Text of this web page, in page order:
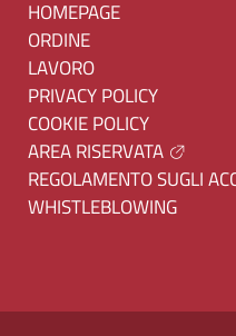
HOMEPAGE
ORDINE
LAVORO
PRIVACY POLICY
COOKIE POLICY
AREA RISERVATA
REGOLAMENTO SUGLI
WHISTLEBLOWING